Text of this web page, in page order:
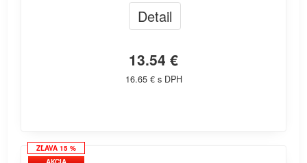
Detail
13.54 €
16.65 € s DPH
ZĽAVA 15 %